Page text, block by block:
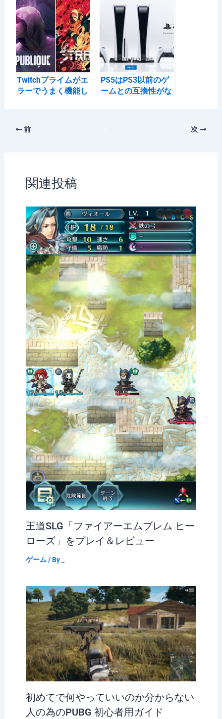
イスを調べてみまし
Twitchプライムがエ
ラーでうまく機能し
た件
PS5はPS3以前のゲ
ームとの互換性がな
前 次
関連投稿
王道SLG「ファイアーエムブレム ヒー
ローズ」をプレイ＆レビュー
ゲーム / By
初めてで何やっていいのか分からない
人の為のPUBG 初心者用ガイド